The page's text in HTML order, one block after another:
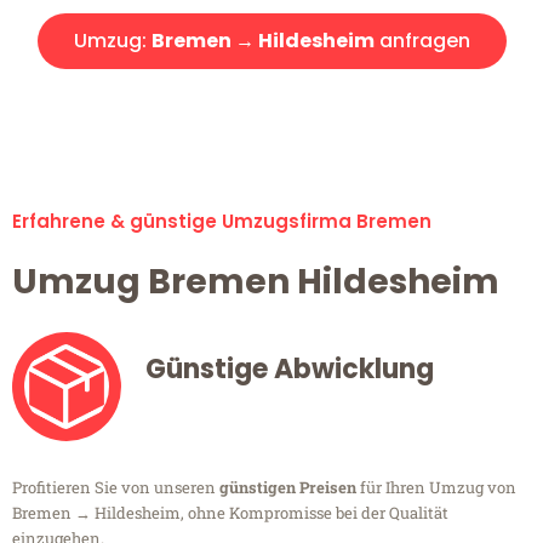
Umzug: Bremen → Hildesheimanfragen
Erfahrene & günstige Umzugsfirma Bremen
Umzug Bremen Hildesheim
Günstige Abwicklung
Profitieren Sie von unseren günstigen Preisenfür Ihren Umzug von
Bremen → Hildesheim, ohne Kompromisse bei der Qualität
einzugehen.